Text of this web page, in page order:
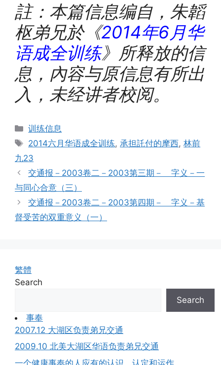
註：本篇信息编自，朱韜
枢弟兄於《2014年6月华
语成全训练》所释放的信
息，內容与原信息有所出
入，未经讲者校阅。
Categories
训练信息
Tags
2014六月华语成全训练, 承担託付的摩西,林前
九23
交通报－2003卷二－2003第三期－ 字义－一
与同心合意（三）
交通报－2003卷二－2003第四期－ 字义－基
督受苦的双重意义（一）
繁體
Search
Search
事奉
2007.12 大湖区负责弟兄交通
2009.10 北美大湖区华语负责弟兄交通
一个健康事奉的人应有的认识、认定和运作